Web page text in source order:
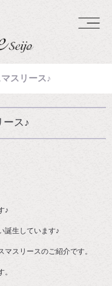
スリース♪
ース♪
♪
誕生しています♪
スリースのご紹介です。